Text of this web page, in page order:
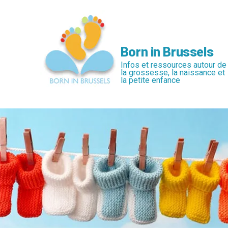
Born in Brussels
Infos et ressources autour de
la grossesse, la naissance et
la petite enfance